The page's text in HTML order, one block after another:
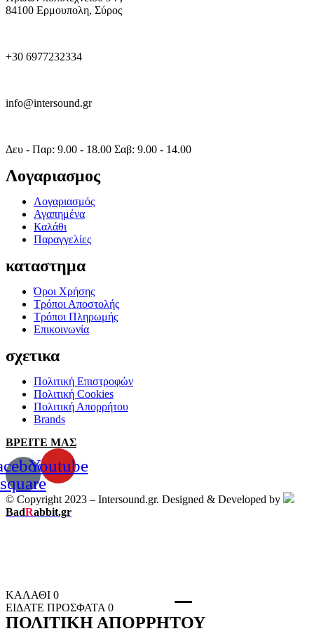
84100 Ερμουπολη, Σύρος
+30 6977232334
info@intersound.gr
Δευ - Παρ: 9.00 - 18.00 Σαβ: 9.00 - 14.00
Λογαριασμος
Λογαριασμός
Αγαπημένα
Καλάθι
Παραγγελίες
καταστημα
Όροι Χρήσης
Τρόποι Αποστολής
Τρόποι Πληρωμής
Επικοινωνία
σχετικα
Πολιτική Επιστροφών
Πολιτική Cookies
Πολιτική Απορρήτου
Brands
ΒΡΕΙΤΕ ΜΑΣ
square
Youtube
© Copyright 2023 – Intersound.gr. Designed & Developed by
BadRabbit.gr
ΚΑΛΑΘΙ 0
ΕΙΔΑΤΕ ΠΡΟΣΦΑΤΑ 0
ΠΟΛΙΤΙΚΗ ΑΠΟΡΡΗΤΟΥ